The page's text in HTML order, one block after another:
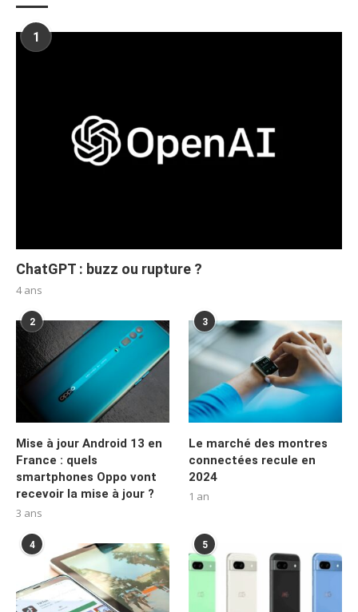
1
ChatGPT : buzz ou rupture ?
4 ans
2
Mise à jour Android 13 en
France : quels
smartphones Oppo vont
recevoir la mise à jour ?
3 ans
3
Le marché des montres
connectées recule en
2024
1 an
4 5